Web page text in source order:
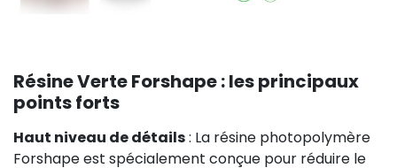
Résine Verte Forshape : les principaux
points forts
Haut niveau de détails: La résine photopolymère
Forshape est spécialement conçue pour réduire le